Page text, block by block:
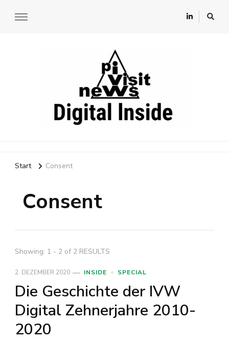
Start Consent
Consent
Showing: 1 - 2 of 2 RESULTS
2. DEZEMBER 2020 INSIDE SPECIAL
Die Geschichte der IVW
Digital Zehnerjahre 2010-
2020